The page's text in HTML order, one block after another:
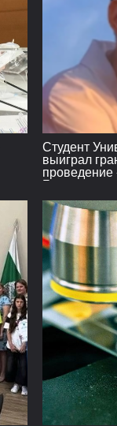
Студент
выиграл
проведение
Бирюсе»